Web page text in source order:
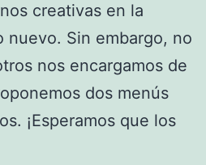
creativas en la
nuevo. Sin embargo, no
nos encargamos de
dos menús
¡Esperamos que los